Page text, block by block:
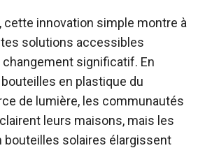
cette innovation simple montre à
solutions accessibles
significatif. En
en plastique du
de lumière, les communautés
leurs maisons, mais les
bouteilles solaires élargissent